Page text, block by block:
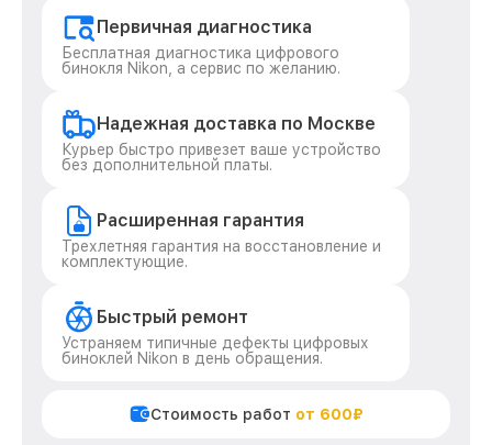
Первичная диагностика
Бесплатная диагностика цифрового
бинокля Nikon, а сервис по желанию.
Надежная доставка по Москве
Курьер быстро привезет ваше устройство
без дополнительной платы.
Расширенная гарантия
Трехлетняя гарантия на восстановление и
комплектующие.
Быстрый ремонт
Устраняем типичные дефекты цифровых
биноклей Nikon в день обращения.
Стоимость работ от 600₽